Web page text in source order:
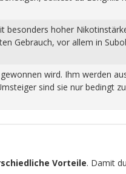
hoher
Gebrauch, vor allem in
wird. Ihm werden
sind sie nur bedingt
Vorteile. Damit